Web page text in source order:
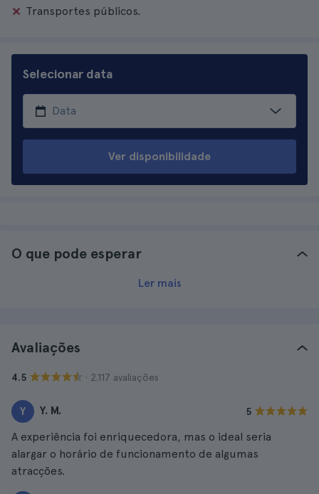
Transportes públicos.
Selecionar data
Ver disponibilidade
O que pode esperar
Ler mais
Avaliações
4.5 · 2.117 avaliações
Y Y. M. 5
A experiência foi enriquecedora, mas o ideal seria
alargar o horário de funcionamento de algumas
atracções.